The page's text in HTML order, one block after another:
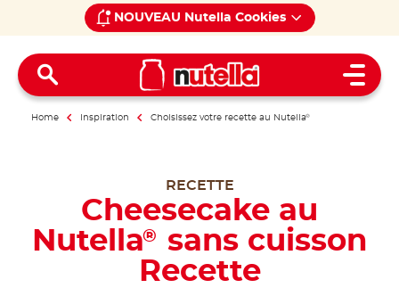
NOUVEAU Nutella Cookies
Open
Home Inspiration Choisissez votre recette au Nutella®
RECETTE
Cheesecake au
Nutella®
sans cuisson
Recette